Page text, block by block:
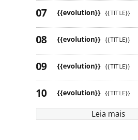
{{evolution}} {{TITLE}}
{{evolution}} {{TITLE}}
{{evolution}} {{TITLE}}
{{evolution}} {{TITLE}}
Leia mais